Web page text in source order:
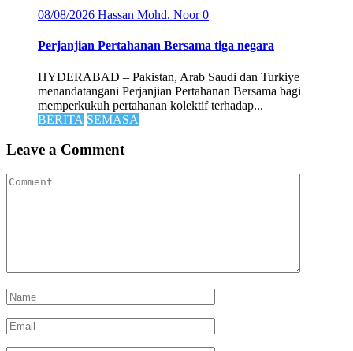
08/08/2026 Hassan Mohd. Noor0
Perjanjian Pertahanan Bersama tiga negara
HYDERABAD – Pakistan, Arab Saudi dan Turkiye
menandatangani Perjanjian Pertahanan Bersama bagi
memperkukuh pertahanan kolektif terhadap...
BERITA SEMASA
Leave a Comment